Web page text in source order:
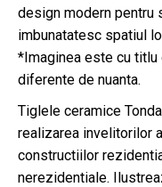
design modern pentru
imbunatatesc spatiul
*Imaginea este cu
diferente de nuanta.
Tiglele ceramice
realizarea invelitorilor
constructiilor
nerezidentiale.